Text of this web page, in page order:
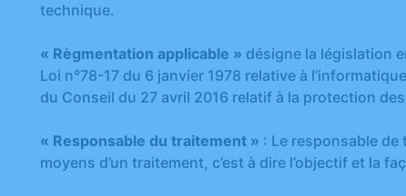
technique.
« Règmentation applicable » désigne la législation
Loi n°78-17 du 6 janvier 1978 relative à
du Conseil du 27 avril 2016 relatif à la protection
« Responsable du traitement » : Le responsable
moyens d’un traitement, c’est à dire l’objectif et la